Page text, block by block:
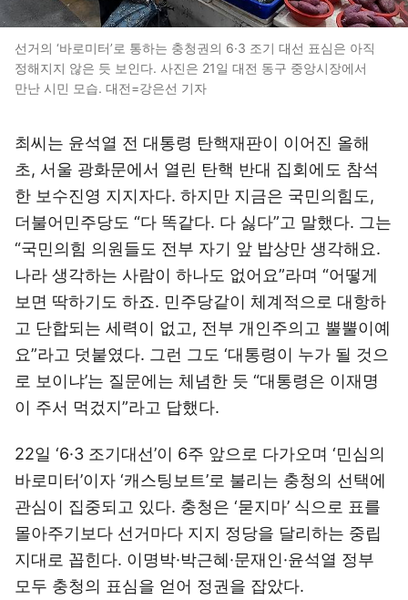
선거의 ‘바로미터’로 통하는 충청권의 6·3 조기 대선 표심은 아직
정해지지 않은 듯 보인다. 사진은 21일 대전 동구 중앙시장에서
만난 시민 모습. 대전=강은선 기자
최씨는 윤석열 전 대통령 탄핵재판이 이어진 올해
초, 서울 광화문에서 열린 탄핵 반대 집회에도 참석
한 보수진영 지지자다. 하지만 지금은 국민의힘도,
더불어민주당도 “다 똑같다. 다 싫다”고 말했다. 그는
“국민의힘 의원들도 전부 자기 앞 밥상만 생각해요.
나라 생각하는 사람이 하나도 없어요”라며 “어떻게
보면 딱하기도 하죠. 민주당같이 체계적으로 대항하
고 단합되는 세력이 없고, 전부 개인주의고 뿔뿔이예
요”라고 덧붙였다. 그런 그도 ‘대통령이 누가 될 것으
로 보이냐’는 질문에는 체념한 듯 “대통령은 이재명
이 주서 먹겄지”라고 답했다.
22일 ‘6·3 조기대선’이 6주 앞으로 다가오며 ‘민심의
바로미터’이자 ‘캐스팅보트’로 불리는 충청의 선택에
관심이 집중되고 있다. 충청은 ‘묻지마’ 식으로 표를
몰아주기보다 선거마다 지지 정당을 달리하는 중립
지대로 꼽힌다. 이명박·박근혜·문재인·윤석열 정부
모두 충청의 표심을 얻어 정권을 잡았다.